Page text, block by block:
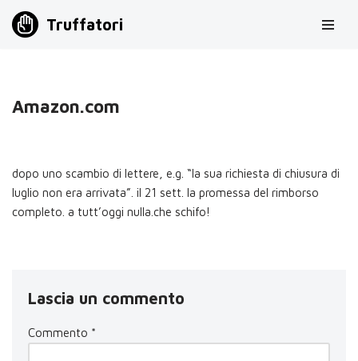
Truffatori
Amazon.com
dopo uno scambio di lettere, e.g. “la sua richiesta di chiusura di
luglio non era arrivata”. il 21 sett. la promessa del rimborso
completo. a tutt’oggi nulla.che schifo!
Lascia un commento
Commento *